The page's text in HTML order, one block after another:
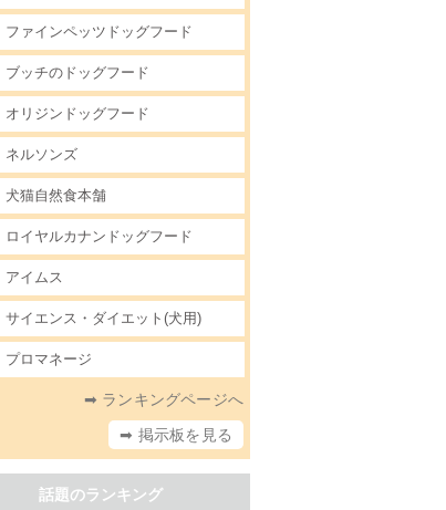
ファインペッツドッグフード
ブッチのドッグフード
オリジンドッグフード
ネルソンズ
犬猫自然食本舗
ロイヤルカナンドッグフード
アイムス
サイエンス・ダイエット(犬用)
プロマネージ
➡ ランキングページへ
➡ 掲示板を見る
話題のランキング